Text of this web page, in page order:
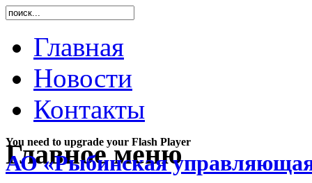
Главная
Новости
Контакты
You need to upgrade your Flash Player
АО «Рыбинская
Главное меню